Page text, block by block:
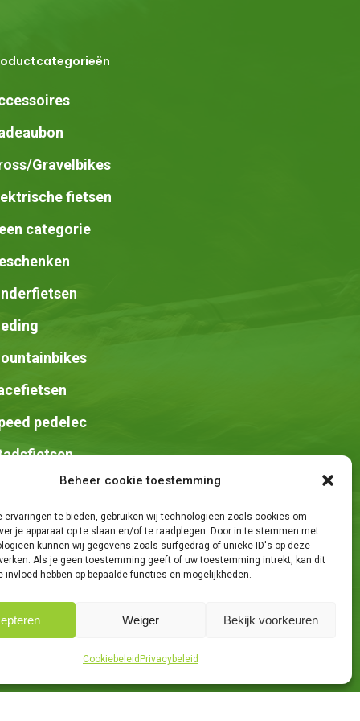
Beheer cookie toestemming
ervaringen te bieden, gebruiken wij technologieën zoals cookies om
je apparaat op te slaan en/of te raadplegen. Door in te stemmen met
kunnen wij gegevens zoals surfgedrag of unieke ID's op deze
Als je geen toestemming geeft of uw toestemming intrekt, kan dit
invloed hebben op bepaalde functies en mogelijkheden.
Weiger Bekijk voorkeuren
Cookiebeleid Privacybeleid
Gravelbikes
fietsen
categorie
pedelec
Knights